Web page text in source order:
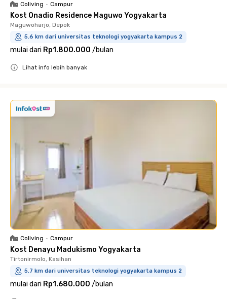
Coliving • Campur
Kost Onadio Residence Maguwo Yogyakarta
Maguwoharjo, Depok
5.6 km dari universitas teknologi yogyakarta kampus 2
mulai dari Rp1.800.000 /bulan
Lihat info lebih banyak
Coliving • Campur
Kost Denayu Madukismo Yogyakarta
Tirtonirmolo, Kasihan
5.7 km dari universitas teknologi yogyakarta kampus 2
mulai dari Rp1.680.000 /bulan